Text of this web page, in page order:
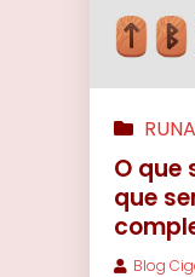
O que
que
Blog